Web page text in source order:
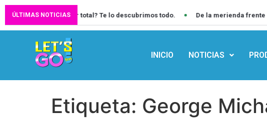
ÚLTIMAS NOTICIAS
solar total? Te lo descubrimos todo. De la merienda frente a la tele al
INICIO NOTICIAS
Etiqueta: George